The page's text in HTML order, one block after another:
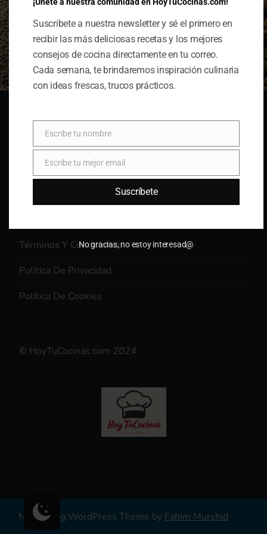
Información Sobre Afiliación
Quienes Somos
Contacta Con Nosotros
Términos Y Condiciones
Política De Privacidad
Política De Cookies
© HoyTuCocinas.com 2024
Niche Blog WordPress Theme by Fahim Murshid
Suscríbete a nuestra newsletter y sé el primero en
recibir las más deliciosas recetas y los mejores
consejos de cocina directamente en tu correo.
Cada semana, te brindaremos inspiración culinaria
con ideas frescas, trucos prácticos.
Nombre
Escribe tu nombre
Email
Escribe tu mejor email
Suscríbete
No gracias, no estoy interesad@